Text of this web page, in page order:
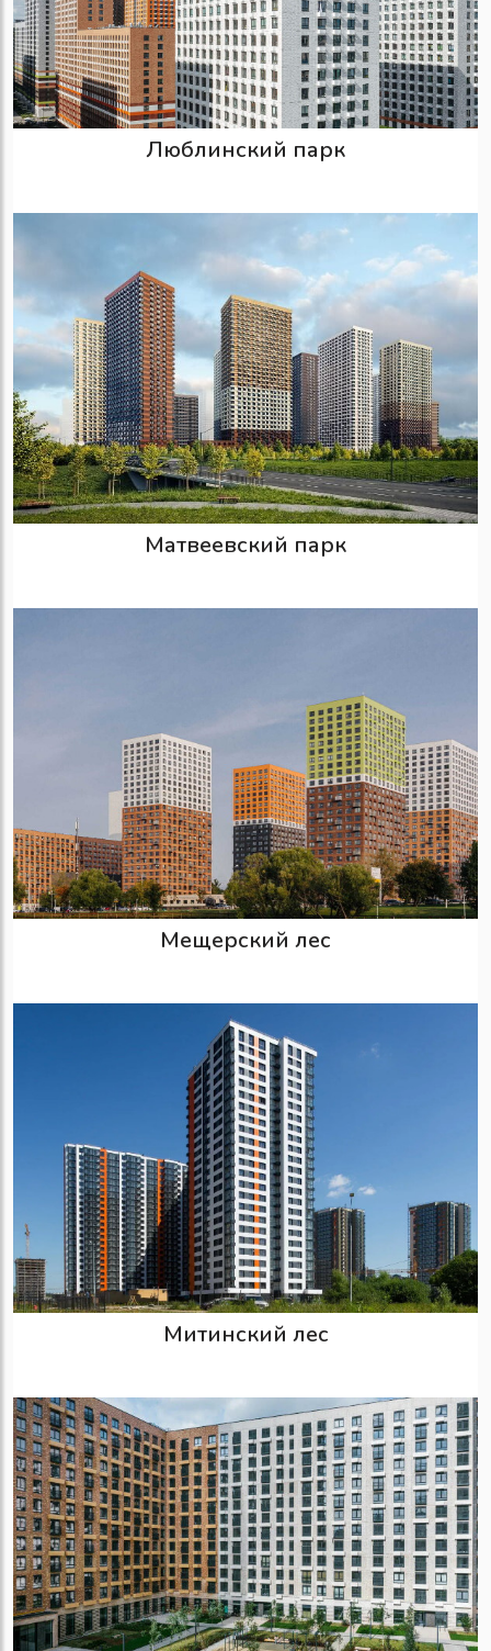
Люблинский парк
Матвеевский парк
Мещерский лес
Митинский лес